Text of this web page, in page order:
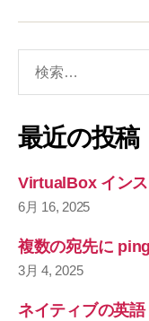
象
最近の投稿
VirtualBox イン
6月 16, 2025
複数の宛先に
3月 4, 2025
ネイティブの英